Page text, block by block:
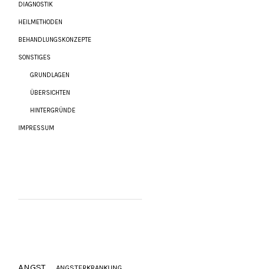
DIAGNOSTIK
HEILMETHODEN
BEHANDLUNGSKONZEPTE
SONSTIGES
GRUNDLAGEN
ÜBERSICHTEN
HINTERGRÜNDE
IMPRESSUM